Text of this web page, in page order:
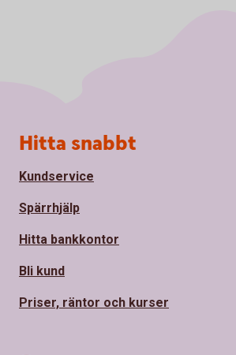
Sidfot
Hitta snabbt
Kundservice
Spärrhjälp
Hitta bankkontor
Bli kund
Priser, räntor och kurser